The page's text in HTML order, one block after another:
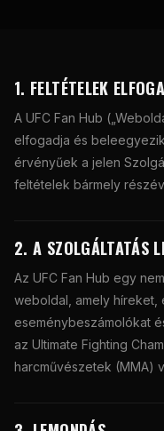
1. FELTÉTELEK
A UFC Fan Hub
elfogadja és
érvényűek a jelen
feltételek bármely
2. A SZOLGÁLTATÁS
Az UFC Fan Hub egy
weboldal, amely híreket,
eseménybeszámolókat
az Ultimate Fighting
harcművészetek (MMA)